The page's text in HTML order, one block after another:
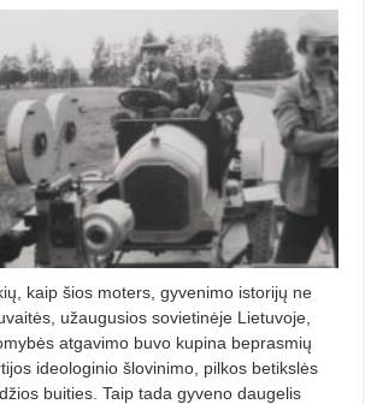
kaip šios moters, gyvenimo istorijų ne
užaugusios sovietinėje Lietuvoje,
atgavimo buvo kupina beprasmių
ideologinio šlovinimo, pilkos betikslės
buities. Taip tada gyveno daugelis